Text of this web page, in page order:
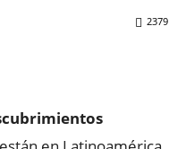
2379